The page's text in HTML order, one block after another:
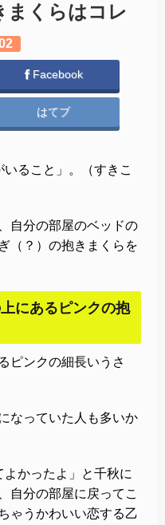
まくらはコレ
Facebook
はてブ
ること」。（すきこ
自分の部屋のベッドの
（？）の抱きまくらを
にあるピンクの抱
ピンクの細長いうさ
なっていた人も多いか
かったよ」と千秋に
自分の部屋に戻ってこ
ゃうかわいい恋する乙